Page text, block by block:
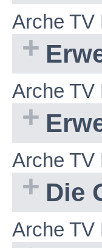
Arche TV
Arche TV
Arche TV
Die
Arche TV